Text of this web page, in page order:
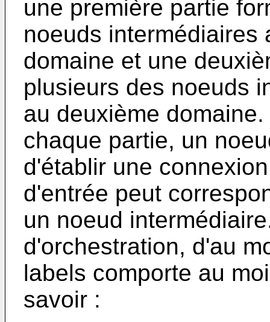
une première partie
noeuds intermédiaires
domaine et une
plusieurs des noeuds
au deuxième
chaque partie, un
d'établir une
d'entrée peut
un noeud
d'orchestration, d'au
labels comporte au
savoir :